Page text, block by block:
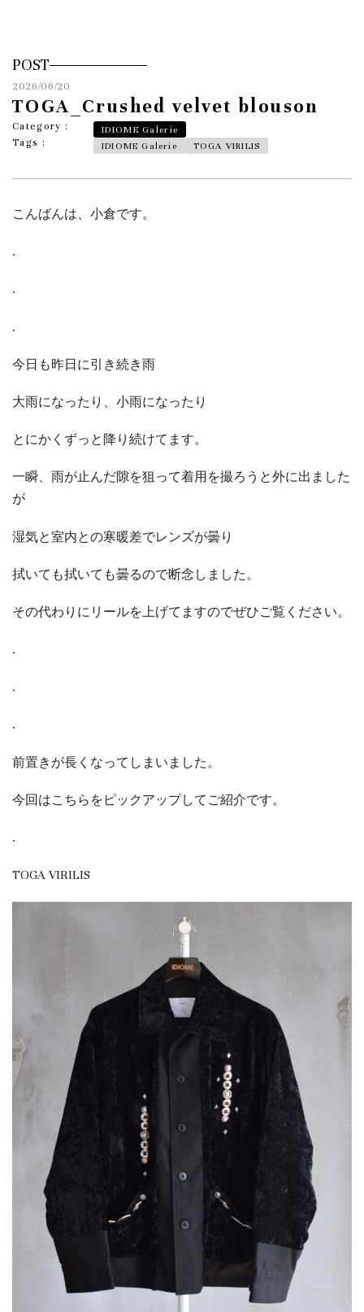
POST
2026/06/20
TOGA_Crushed velvet blouson
Category :
IDIOME Galerie
Tags :
IDIOME Galerie TOGA VIRILIS
こんばんは、小倉です。
.
.
.
今日も昨日に引き続き雨
大雨になったり、小雨になったり
とにかくずっと降り続けてます。
一瞬、雨が止んだ隙を狙って着用を撮ろうと外に出ました
が
湿気と室内との寒暖差でレンズが曇り
拭いても拭いても曇るので断念しました。
その代わりにリールを上げてますのでぜひご覧ください。
.
.
.
前置きが長くなってしまいました。
今回はこちらをピックアップしてご紹介です。
.
TOGA VIRILIS